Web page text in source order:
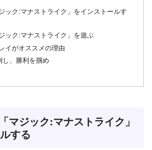
ック:マナストライク」をインストールす
ック:マナストライク」を遊ぶ
イがオススメの理由
し、勝利を掴め
マジック:マナストライク」
する